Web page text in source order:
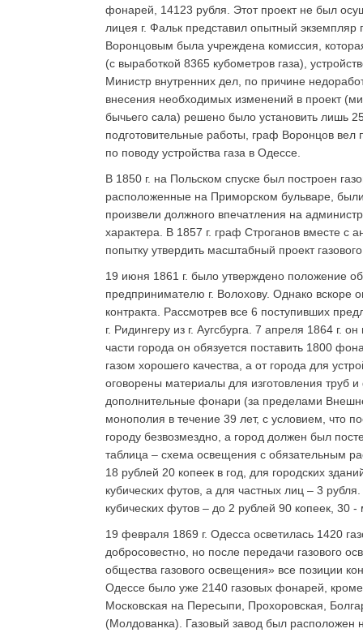
фонарей, 14123 рубля. Этот проект не был
лицея г. Фальк представил опытный
Воронцовым была учреждена комиссия,
(с выработкой 8365 кубометров газа),
Министр внутренних дел, по причине
внесения необходимых изменений в проект
бычьего сала) решено было установить лишь
подготовительные работы, граф Воронцов
по поводу устройства газа в Одессе.
В 1850 г. на Польском спуске был построен
расположенные на Приморском бульваре,
произвели должного впечатления на
характера. В 1857 г. граф Строганов вместе
попытку утвердить масштабный проект
19 июня 1861 г. было утверждено положение
предпринимателю г. Волохову. Однако вскоре
контракта. Рассмотрев все 6 поступивших
г. Ридингеру из г. Аугсбурга. 7 апреля 1864 г.
части города он обязуется поставить 1800
газом хорошего качества, а от города для
оговорены материалы для изготовления
дополнительные фонари (за пределами
монополия в течение 39 лет, с условием, что
городу безвозмездно, а город должен был
таблица – схема освещения с обязательным
18 рублей 20 копеек в год, для городских
кубических футов, а для частных лиц – 3
кубических футов – до 2 рублей 90 копеек, 30
19 февраля 1869 г. Одесса осветилась 1420
добросовестно, но после передачи газового
общества газового освещения» все позиции
Одессе было уже 2140 газовых фонарей,
Московская на Пересыпи, Прохоровская,
(Молдованка). Газовый завод был расположен